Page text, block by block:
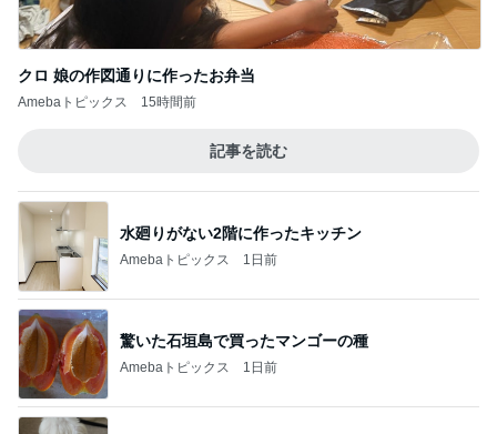
クロ 娘の作図通りに作ったお弁当
Amebaトピックス 15時間前
記事を読む
水廻りがない2階に作ったキッチン
Amebaトピックス 1日前
驚いた石垣島で買ったマンゴーの種
Amebaトピックス 1日前